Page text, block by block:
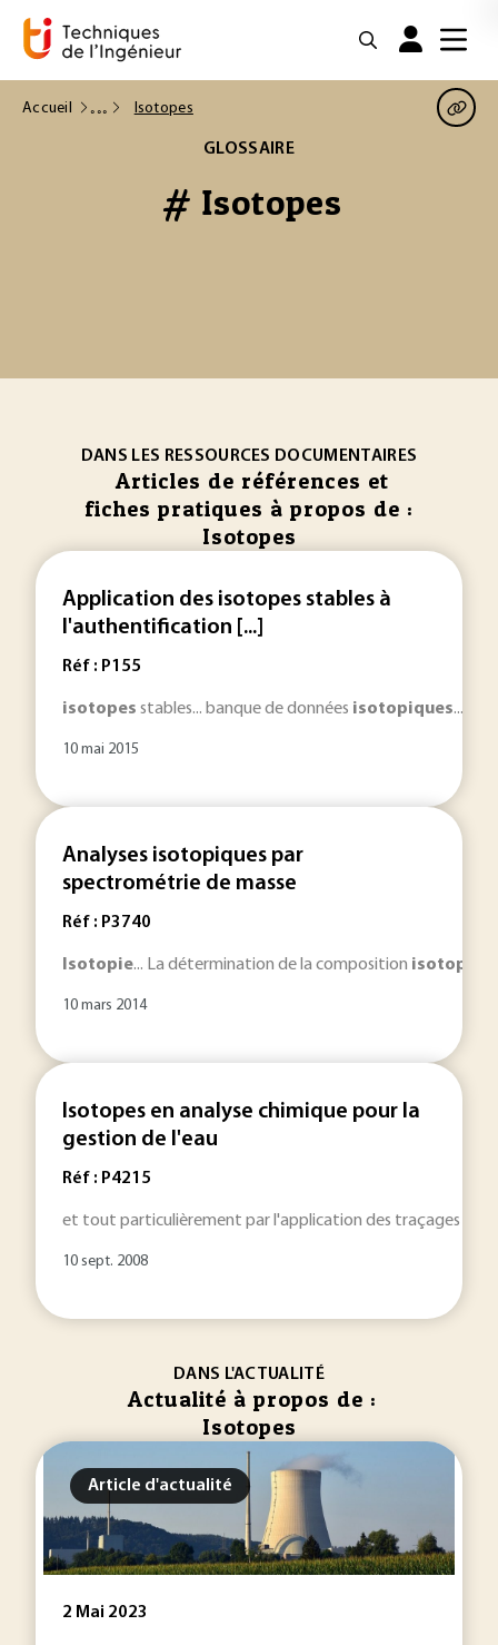
Accueil Isotopes
GLOSSAIRE
# Isotopes
DANS LES RESSOURCES DOCUMENTAIRES
Articles de références et
fiches pratiques à propos de :
Isotopes
Application des isotopes stables à
l'authentification [...]
Réf : P155
isotopes stables... banque de données isotopiques... La
10 mai 2015
Analyses isotopiques par
spectrométrie de masse
Réf : P3740
Isotopie... La détermination de la composition
10 mars 2014
Isotopes en analyse chimique pour la
gestion de l'eau
Réf : P4215
et tout particulièrement par l'application des traçages
10 sept. 2008
DANS L'ACTUALITÉ
Actualité à propos de :
Isotopes
Article d'actualité
2 Mai 2023